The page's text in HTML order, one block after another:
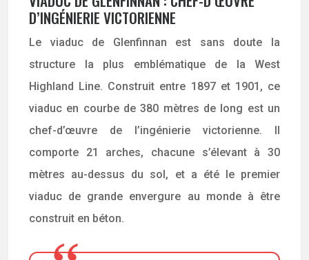
D’INGÉNIERIE VICTORIENNE
Le viaduc de Glenfinnan est sans doute la
structure la plus emblématique de la West
Highland Line. Construit entre 1897 et 1901, ce
viaduc en courbe de 380 mètres de long est un
chef-d’œuvre de l’ingénierie victorienne. Il
comporte 21 arches, chacune s’élevant à 30
mètres au-dessus du sol, et a été le premier
viaduc de grande envergure au monde à être
construit en béton.